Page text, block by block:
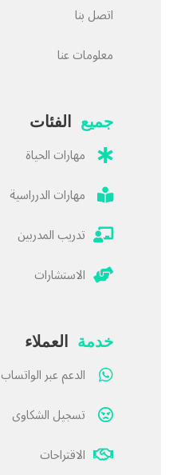
اتصل بنا
معلومات عنا
جميع الفئات
مهارات الحياة
مهارات الدرراسية
تدريب المدربين
الاستشارات
خدمة العملاء
الدعم عبر الواتساب
تسجيل الشكاوى
الاقتراحات